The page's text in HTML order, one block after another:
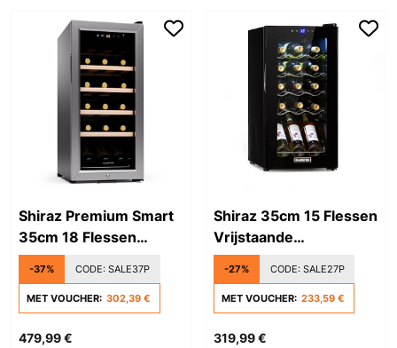
Shiraz Premium Smart
35cm 18 Flessen
Vrijstaande
Wijnkoelkast Zilver
-37% CODE: SALE37P
MET VOUCHER: 302,39 €
479,99 €
Shiraz 35cm 15 Flessen
Vrijstaande
Wijnkoelkast Zwart
-27% CODE: SALE27P
MET VOUCHER: 233,59 €
319,99 €